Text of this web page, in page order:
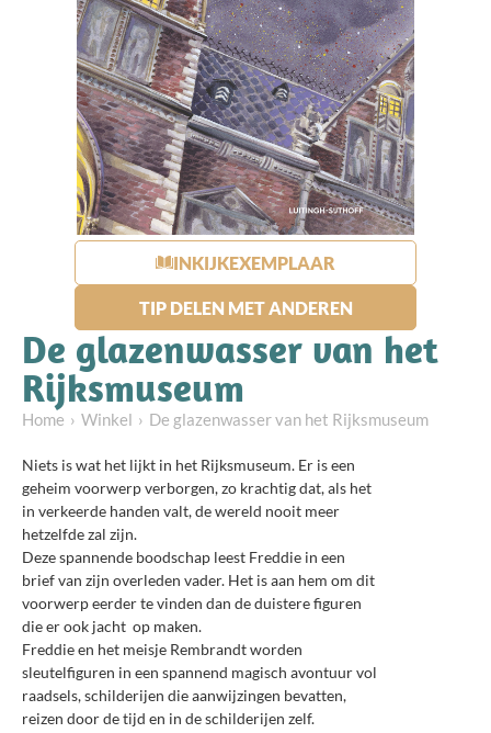
INKIJKEXEMPLAAR
TIP DELEN MET ANDEREN
De glazenwasser van het
Rijksmuseum
Home Winkel De glazenwasser van het Rijksmuseum
Niets is wat het lijkt in het Rijksmuseum. Er is een
geheim voorwerp verborgen, zo krachtig dat, als het
in verkeerde handen valt, de wereld nooit meer
hetzelfde zal zijn.
Deze spannende boodschap leest Freddie in een
brief van zijn overleden vader. Het is aan hem om dit
voorwerp eerder te vinden dan de duistere figuren
die er ook jacht op maken.
Freddie en het meisje Rembrandt worden
sleutelfiguren in een spannend magisch avontuur vol
raadsels, schilderijen die aanwijzingen bevatten,
reizen door de tijd en in de schilderijen zelf.